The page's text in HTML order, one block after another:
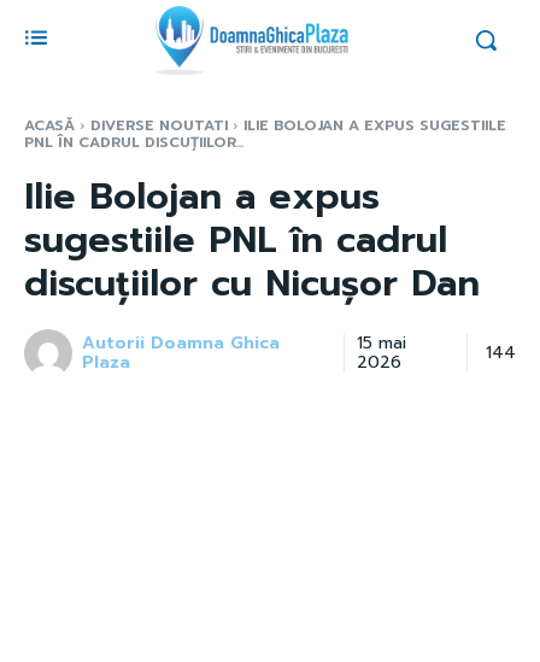
ACASĂ DIVERSE NOUTATI ILIE BOLOJAN A EXPUS SUGESTIILE
PNL ÎN CADRUL DISCUȚIILOR...
Ilie Bolojan a expus
sugestiile PNL în cadrul
discuțiilor cu Nicușor Dan
Autorii Doamna Ghica
Plaza
15 mai
2026 144